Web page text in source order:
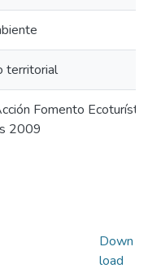
territorial
Fomento
2009
Down
load